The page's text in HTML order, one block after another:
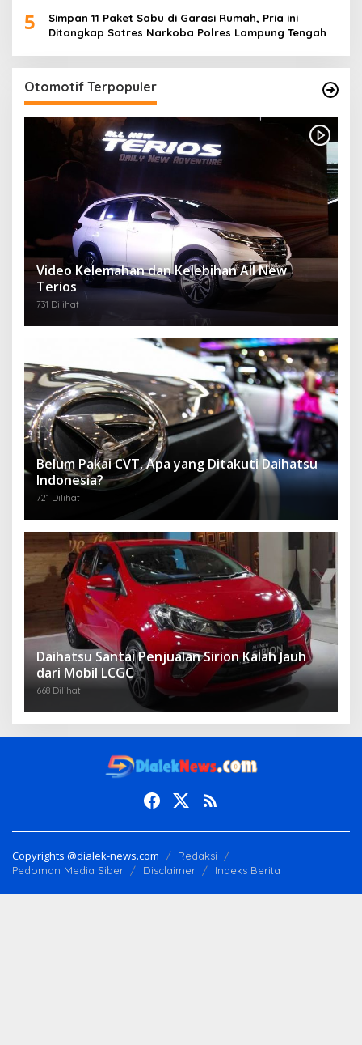
5
Simpan 11 Paket Sabu di Garasi Rumah, Pria ini
Ditangkap Satres Narkoba Polres Lampung Tengah
Otomotif Terpopuler
Video Kelemahan dan Kelebihan All New
Terios
731 Dilihat
Belum Pakai CVT, Apa yang Ditakuti Daihatsu
Indonesia?
721 Dilihat
Daihatsu Santai Penjualan Sirion Kalah Jauh
dari Mobil LCGC
668 Dilihat
Copyrights @dialek-news.com
Redaksi
Pedoman Media Siber
Disclaimer Indeks Berita